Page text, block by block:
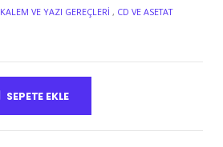
KALEM VE YAZI GEREÇLERI , CD VE ASETAT
SEPETE EKLE